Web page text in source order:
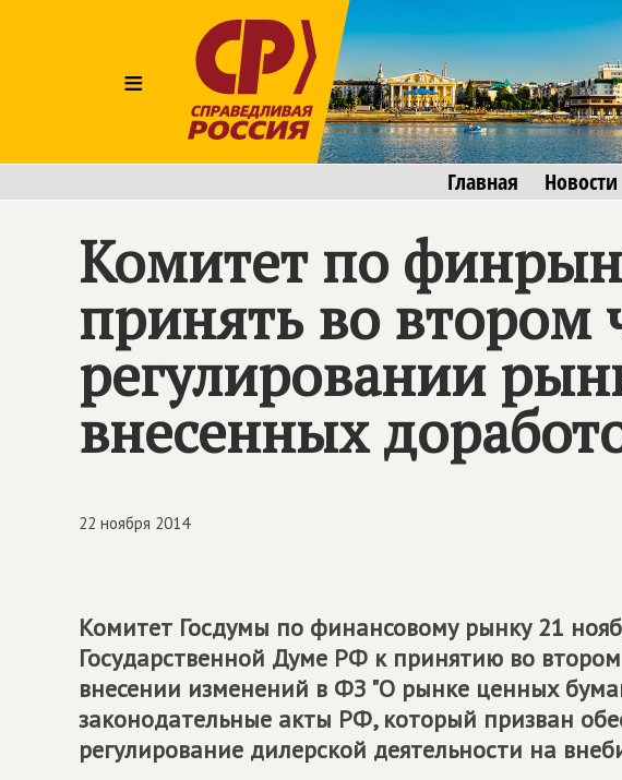
≡
Главная Новости
Комитет по
принять во втором
регулировании
внесенных
22 ноября 2014
Комитет Госдумы по финансовому рынку 21
Государственной Думе РФ к принятию во
внесении изменений в ФЗ "О рынке ценных
законодательные акты РФ, который призван
регулирование дилерской деятельности на